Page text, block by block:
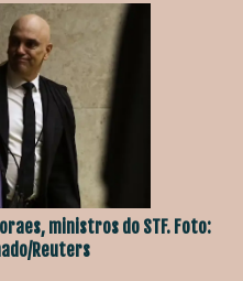
ministros do STF. Foto:
Reuters